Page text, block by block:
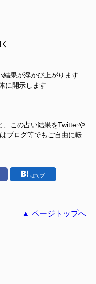
結果が浮かび上がります
に開示します
、この占い結果をTwitterや
ブログ等でもご自由に転
はてブ
▲ ページトップへ